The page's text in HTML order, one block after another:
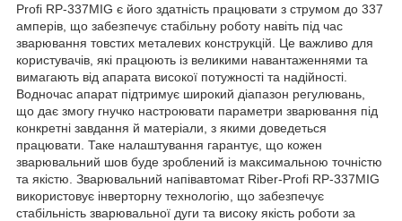
Profi RP-337MIG є його здатність працювати з струмом до 337
амперів, що забезпечує стабільну роботу навіть під час
зварювання товстих металевих конструкцій. Це важливо для
користувачів, які працюють із великими навантаженнями та
вимагають від апарата високої потужності та надійності.
Водночас апарат підтримує широкий діапазон регулювань,
що дає змогу гнучко настроювати параметри зварювання під
конкретні завдання й матеріали, з якими доведеться
працювати. Таке налаштування гарантує, що кожен
зварювальний шов буде зроблений із максимальною точністю
та якістю. Зварювальний напівавтомат Riber-Profi RP-337MIG
використовує інверторну технологію, що забезпечує
стабільність зварювальної дуги та високу якість роботи за